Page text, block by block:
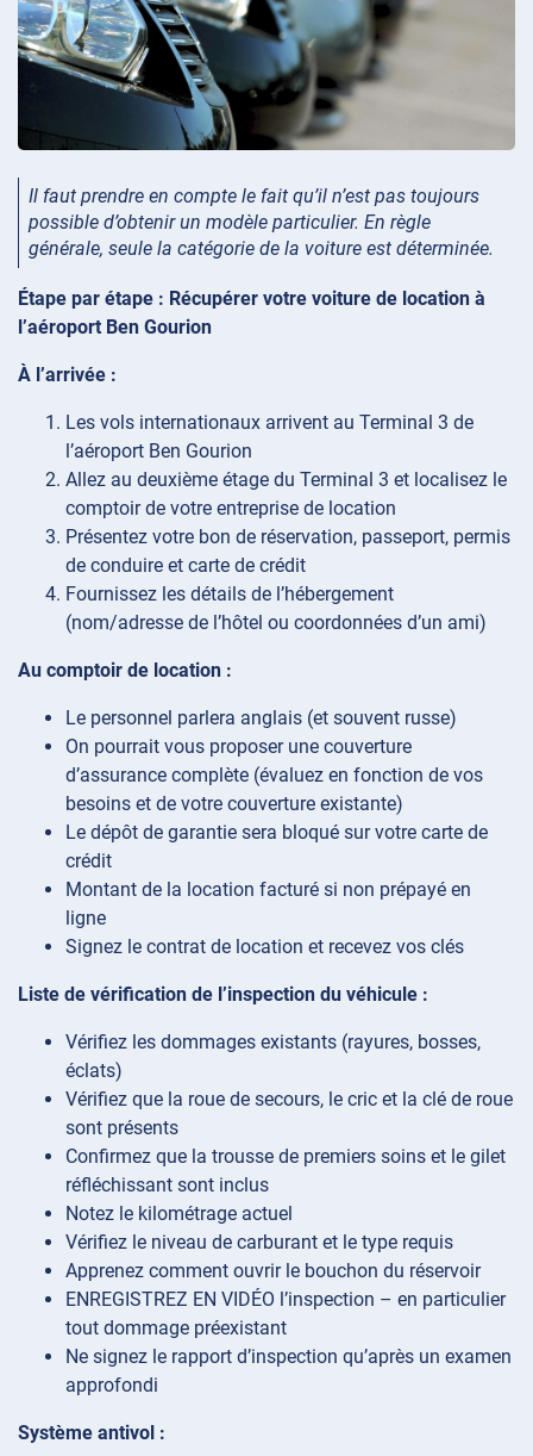
Il faut prendre en compte le fait qu’il n’est pas toujours
possible d’obtenir un modèle particulier. En règle
générale, seule la catégorie de la voiture est déterminée.
Étape par étape : Récupérer votre voiture de location à
l’aéroport Ben Gourion
À l’arrivée :
Les vols internationaux arrivent au Terminal 3 de
l’aéroport Ben Gourion
Allez au deuxième étage du Terminal 3 et localisez le
comptoir de votre entreprise de location
Présentez votre bon de réservation, passeport, permis
de conduire et carte de crédit
Fournissez les détails de l’hébergement
(nom/adresse de l’hôtel ou coordonnées d’un ami)
Au comptoir de location :
Le personnel parlera anglais (et souvent russe)
On pourrait vous proposer une couverture
d’assurance complète (évaluez en fonction de vos
besoins et de votre couverture existante)
Le dépôt de garantie sera bloqué sur votre carte de
crédit
Montant de la location facturé si non prépayé en
ligne
Signez le contrat de location et recevez vos clés
Liste de vérification de l’inspection du véhicule :
Vérifiez les dommages existants (rayures, bosses,
éclats)
Vérifiez que la roue de secours, le cric et la clé de roue
sont présents
Confirmez que la trousse de premiers soins et le gilet
réfléchissant sont inclus
Notez le kilométrage actuel
Vérifiez le niveau de carburant et le type requis
Apprenez comment ouvrir le bouchon du réservoir
ENREGISTREZ EN VIDÉO l’inspection – en particulier
tout dommage préexistant
Ne signez le rapport d’inspection qu’après un examen
approfondi
Système antivol :